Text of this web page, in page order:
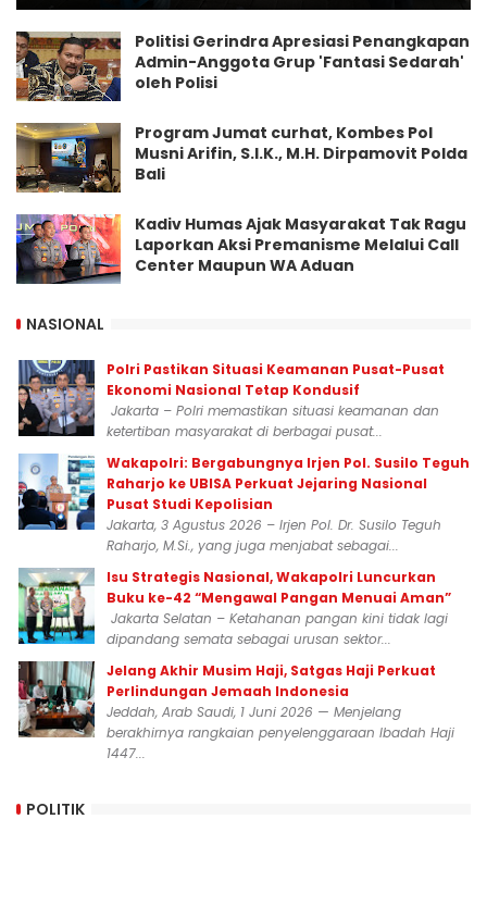
Politisi Gerindra Apresiasi Penangkapan
Admin-Anggota Grup 'Fantasi Sedarah'
oleh Polisi
Program Jumat curhat, Kombes Pol
Musni Arifin, S.I.K., M.H. Dirpamovit Polda
Bali
Kadiv Humas Ajak Masyarakat Tak Ragu
Laporkan Aksi Premanisme Melalui Call
Center Maupun WA Aduan
NASIONAL
Polri Pastikan Situasi Keamanan Pusat-Pusat
Ekonomi Nasional Tetap Kondusif
Jakarta – Polri memastikan situasi keamanan dan
ketertiban masyarakat di berbagai pusat...
Wakapolri: Bergabungnya Irjen Pol. Susilo Teguh
Raharjo ke UBISA Perkuat Jejaring Nasional
Pusat Studi Kepolisian
Jakarta, 3 Agustus 2026 – Irjen Pol. Dr. Susilo Teguh
Raharjo, M.Si., yang juga menjabat sebagai...
Isu Strategis Nasional, Wakapolri Luncurkan
Buku ke-42 “Mengawal Pangan Menuai Aman”
Jakarta Selatan – Ketahanan pangan kini tidak lagi
dipandang semata sebagai urusan sektor...
Jelang Akhir Musim Haji, Satgas Haji Perkuat
Perlindungan Jemaah Indonesia
Jeddah, Arab Saudi, 1 Juni 2026 — Menjelang
berakhirnya rangkaian penyelenggaraan Ibadah Haji
1447...
POLITIK